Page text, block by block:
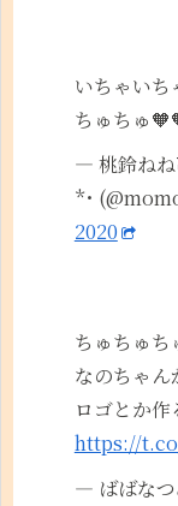
いちゃいち
ちゅちゅ
— 桃鈴ねね
*･
2020
ちゅちゅ
なのちゃ
ロゴとか作
https://
— ばばな